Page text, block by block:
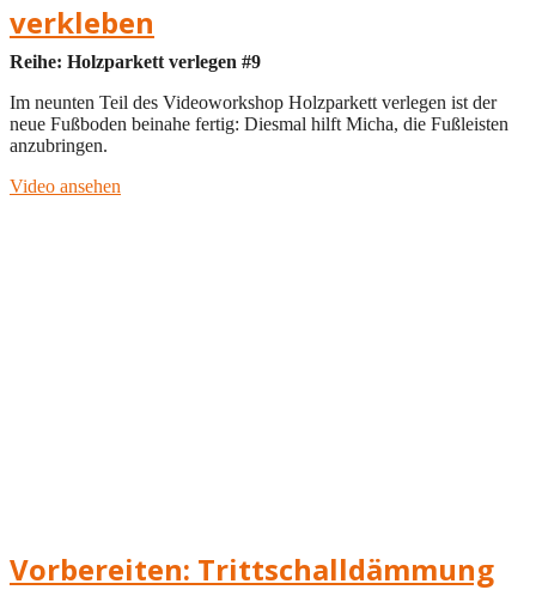
verkleben
Reihe: Holzparkett verlegen #9
Im neunten Teil des Videoworkshop Holzparkett verlegen ist der
neue Fußboden beinahe fertig: Diesmal hilft Micha, die Fußleisten
anzubringen.
Video ansehen
Vorbereiten: Trittschalldämmung